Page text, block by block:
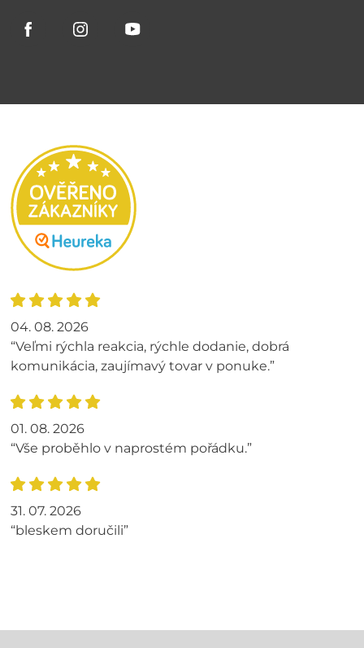
04. 08. 2026
“Veľmi rýchla reakcia, rýchle dodanie, dobrá
komunikácia, zaujímavý tovar v ponuke.”
01. 08. 2026
“Vše proběhlo v naprostém pořádku.”
31. 07. 2026
“bleskem doručili”